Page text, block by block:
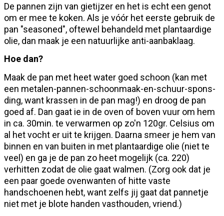
De pannen zijn van gietijzer en het is echt een genot
om er mee te koken. Als je vóór het eerste gebruik de
pan "seasoned", oftewel behandeld met plantaardige
olie, dan maak je een natuurlijke anti-aanbaklaag.
Hoe dan?
Maak de pan met heet water goed schoon (kan met
een metalen-pannen-schoonmaak-en-schuur-spons-
ding, want krassen in de pan mag!) en droog de pan
goed af. Dan gaat ie in de oven of boven vuur om hem
in ca. 30min. te verwarmen op zo'n 120gr. Celsius om
al het vocht er uit te krijgen. Daarna smeer je hem van
binnen en van buiten in met plantaardige olie (niet te
veel) en ga je de pan zo heet mogelijk (ca. 220)
verhitten zodat de olie gaat walmen. (Zorg ook dat je
een paar goede ovenwanten of hitte vaste
handschoenen hebt, want zelfs jij gaat dat pannetje
niet met je blote handen vasthouden, vriend.)